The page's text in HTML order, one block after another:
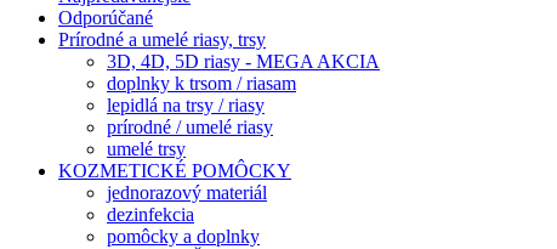
Odporúčané
Prírodné a umelé riasy, trsy
3D, 4D, 5D riasy - MEGA AKCIA
doplnky k trsom / riasam
lepidlá na trsy / riasy
prírodné / umelé riasy
umelé trsy
KOZMETICKÉ POMÔCKY
jednorazový materiál
dezinfekcia
pomôcky a doplnky